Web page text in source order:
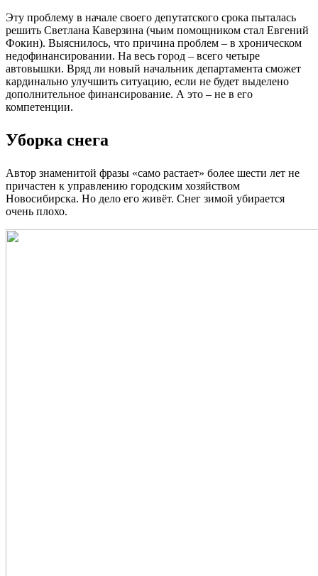
Эту проблему в начале своего депутатского срока пыталась
решить Светлана Каверзина (чьим помощником стал Евгений
Фокин). Выяснилось, что причина проблем – в хроническом
недофинансировании. На весь город – всего четыре
автовышки. Вряд ли новый начальник департамента сможет
кардинально улучшить ситуацию, если не будет выделено
дополнительное финансирование. А это – не в его
компетенции.
Уборка снега
Автор знаменитой фразы «само растает» более шести лет не
причастен к управлению городским хозяйством
Новосибирска. Но дело его живёт. Снег зимой убирается
очень плохо.